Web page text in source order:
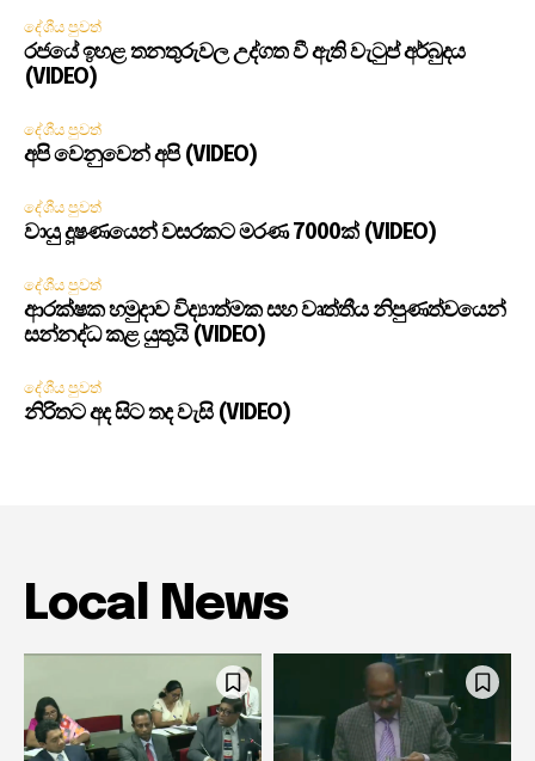
දේශීය පුවත්
රජයේ ඉහළ තනතුරුවල උද්ගත වී ඇති වැටුප් අර්බුදය
(VIDEO)
දේශීය පුවත්
අපි වෙනුවෙන් අපි (VIDEO)
දේශීය පුවත්
වායු දූෂණයෙන් වසරකට මරණ 7000ක් (VIDEO)
දේශීය පුවත්
ආරක්ෂක හමුදාව විද්‍යාත්මක සහ වෘත්තීය නිපුණත්වයෙන්
සන්නද්ධ කළ යුතුයි (VIDEO)
දේශීය පුවත්
නිරිතට අද සිට තද වැසි (VIDEO)
Local News